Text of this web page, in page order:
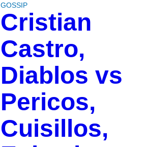
GOSSIP
Cristian
Castro,
Diablos vs
Pericos,
Cuisillos,